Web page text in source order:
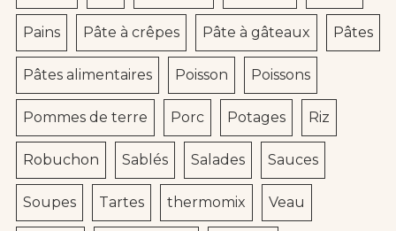
Pains Pâte à crêpes Pâte à gâteaux Pâtes
Pâtes alimentaires Poisson Poissons
Pommes de terre Porc Potages Riz
Robuchon Sablés Salades Sauces
Soupes Tartes thermomix Veau